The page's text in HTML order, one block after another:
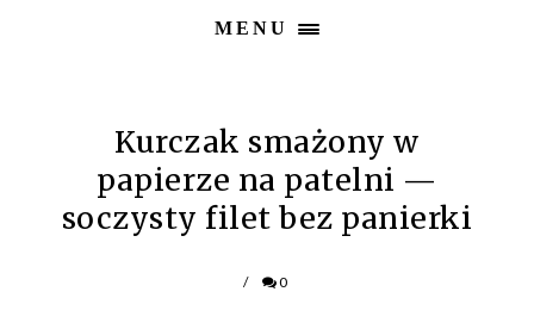
MENU
Kurczak smażony w
papierze na patelni —
soczysty filet bez panierki
/ 0